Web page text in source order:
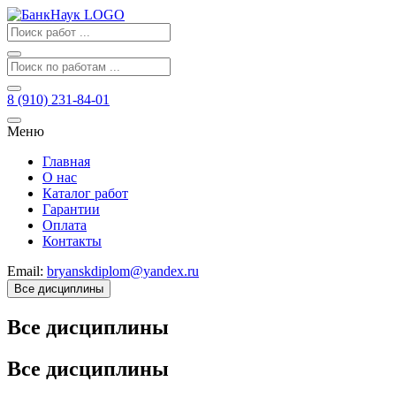
8 (910) 231-84-01
Меню
Главная
О нас
Каталог работ
Гарантии
Оплата
Контакты
Email: bryanskdiplom@yandex.ru
Все дисциплины
Все дисциплины
Все дисциплины